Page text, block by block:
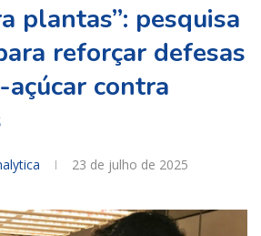
plantas”: pesquisa
reforçar defesas
contra
23 de julho de 2025